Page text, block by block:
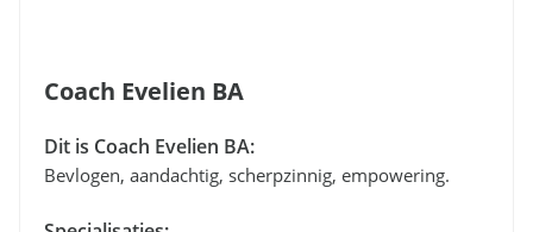
Coach Evelien BA
Dit is Coach Evelien BA:
Bevlogen, aandachtig, scherpzinnig, empowering.